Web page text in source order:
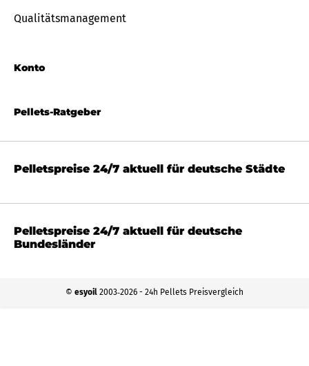
Pellets-Ratgeber
Qualitätsmanagement
Konto
Pelletspreise 24/7 aktuell für deutsche Städte
Pelletspreise 24/7 aktuell für deutsche
Bundesländer
© esyoil 2003‐2026 - 24h Pellets Preisvergleich